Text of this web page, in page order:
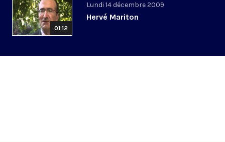
01:12
Lundi 14 décembre 2009
Hervé Mariton